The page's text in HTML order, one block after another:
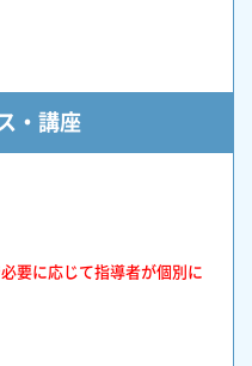
・講座
要に応じて指導者が個別に